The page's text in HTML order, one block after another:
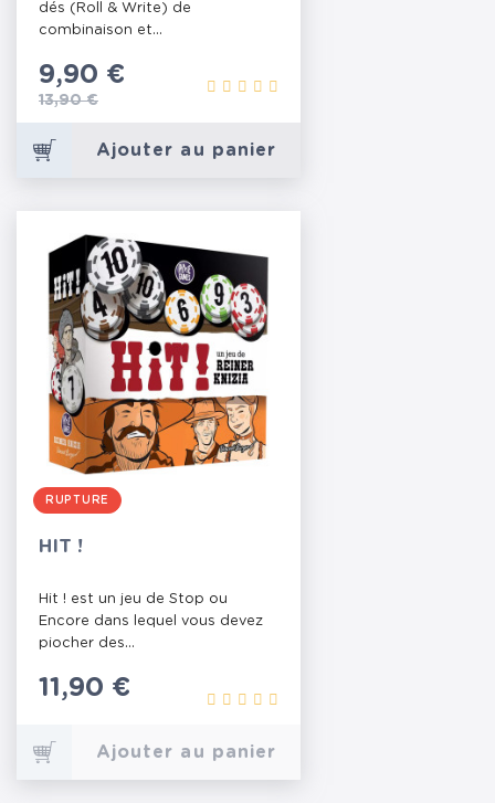
dés (Roll & Write) de
combinaison et...
Prix
9,90 €
Prix de base
13,90 €
Ajouter au panier
RUPTURE
HIT !
Hit ! est un jeu de Stop ou
Encore dans lequel vous devez
piocher des...
Prix
11,90 €
Ajouter au panier